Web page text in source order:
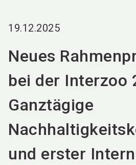
19.12.2025
Neues
bei der Interzoo
Ganztägige
und erster